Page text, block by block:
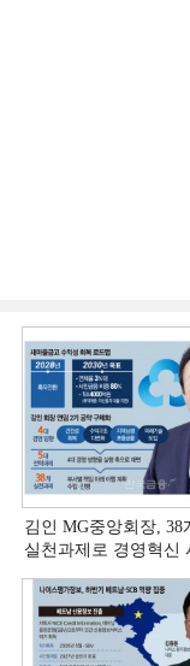
김인 MG중앙회장, 38
실천과제로 경영혁신